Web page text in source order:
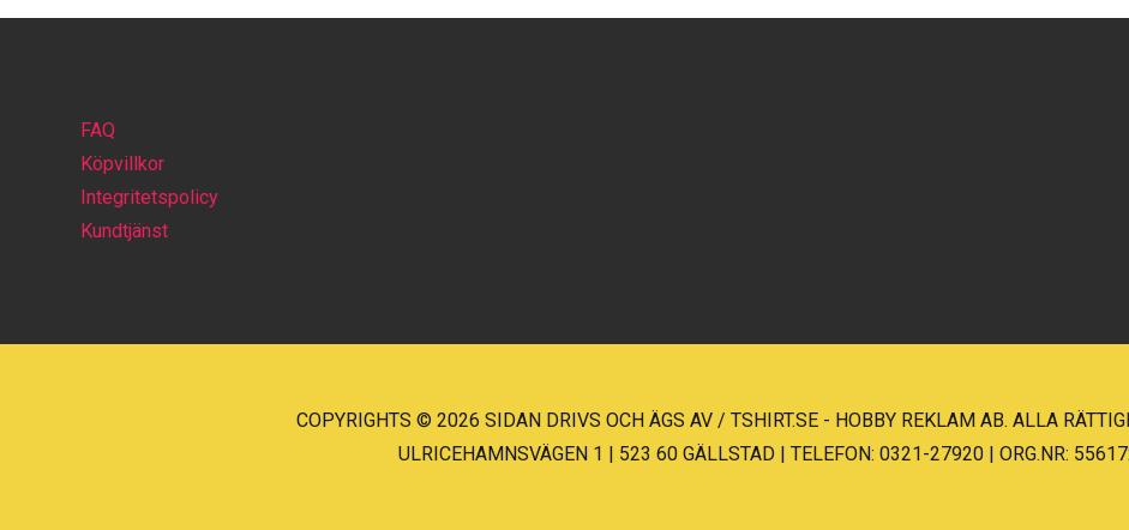
FAQ
Köpvillkor
Integritetspolicy
Kundtjänst
COPYRIGHTS © 2026 SIDAN DRIVS OCH ÄGS AV / TSHIRT.SE - HOBBY REKLAM AB. ALLA
ULRICEHAMNSVÄGEN 1 | 523 60 GÄLLSTAD | TELEFON: 0321-27920 | ORG.NR: